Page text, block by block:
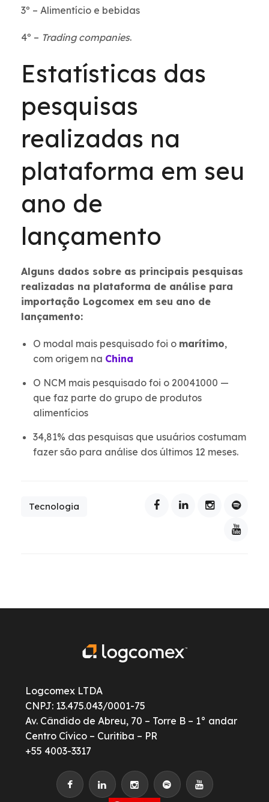
3º – Alimentício e bebidas
4º – Trading companies.
Estatísticas das
pesquisas
realizadas na
plataforma em seu
ano de
lançamento
Alguns dados sobre as principais pesquisas
realizadas na plataforma de análise para
importação Logcomex em seu ano de
lançamento:
O modal mais pesquisado foi o marítimo,
com origem na China
O NCM mais pesquisado foi o 20041000 —
que faz parte do grupo de produtos
alimentícios
34,81% das pesquisas que usuários costumam
fazer são para análise dos últimos 12 meses.
Tecnologia
Logcomex LTDA
CNPJ: 13.475.043/0001-75
Av. Cândido de Abreu, 70 – Torre B – 1° andar
Centro Cívico – Curitiba – PR
+55 4003-3317